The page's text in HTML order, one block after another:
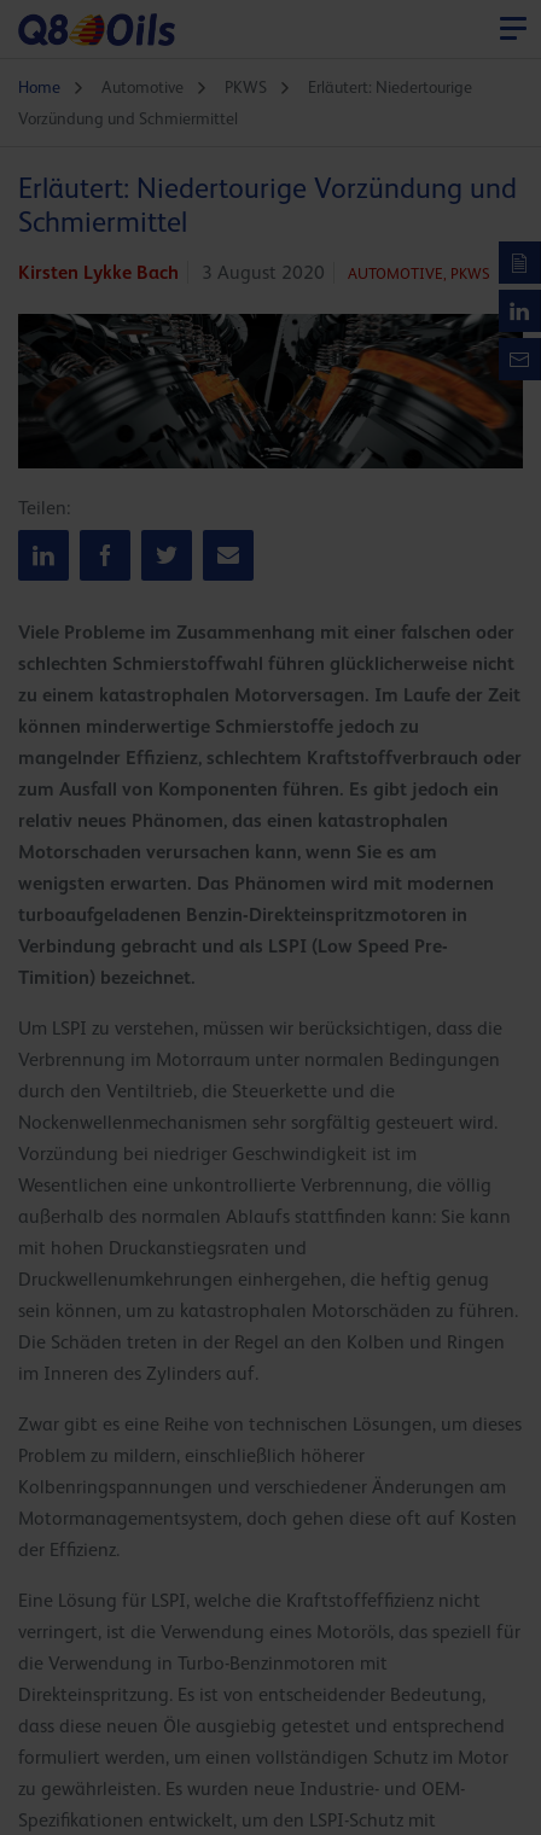
Home Automotive PKWS
Erläutert: Niedertourige
Vorzündung und Schmiermittel
Erläutert: Niedertourige Vorzündung und
Schmiermittel
Kirsten Lykke Bach 3 August 2020 AUTOMOTIVE, PKWS
Teilen:
Viele Probleme im Zusammenhang mit einer falschen oder
schlechten Schmierstoffwahl führen glücklicherweise nicht
zu einem katastrophalen Motorversagen. Im Laufe der Zeit
können minderwertige Schmierstoffe jedoch zu
mangelnder Effizienz, schlechtem Kraftstoffverbrauch oder
zum Ausfall von Komponenten führen. Es gibt jedoch ein
relativ neues Phänomen, das einen katastrophalen
Motorschaden verursachen kann, wenn Sie es am
wenigsten erwarten. Das Phänomen wird mit modernen
turboaufgeladenen Benzin-Direkteinspritzmotoren in
Verbindung gebracht und als LSPI (Low Speed Pre-
Timition) bezeichnet.
Um LSPI zu verstehen, müssen wir berücksichtigen, dass die
Verbrennung im Motorraum unter normalen Bedingungen
durch den Ventiltrieb, die Steuerkette und die
Nockenwellenmechanismen sehr sorgfältig gesteuert wird.
Vorzündung bei niedriger Geschwindigkeit ist im
Wesentlichen eine unkontrollierte Verbrennung, die völlig
außerhalb des normalen Ablaufs stattfinden kann: Sie kann
mit hohen Druckanstiegsraten und
Druckwellenumkehrungen einhergehen, die heftig genug
sein können, um zu katastrophalen Motorschäden zu führen.
Die Schäden treten in der Regel an den Kolben und Ringen
im Inneren des Zylinders auf.
Zwar gibt es eine Reihe von technischen Lösungen, um dieses
Problem zu mildern, einschließlich höherer
Kolbenringspannungen und verschiedener Änderungen am
Motormanagementsystem, doch gehen diese oft auf Kosten
der Effizienz.
Eine Lösung für LSPI, welche die Kraftstoffeffizienz nicht
verringert, ist die Verwendung eines Motoröls, das speziell für
die Verwendung in Turbo-Benzinmotoren mit
Direkteinspritzung. Es ist von entscheidender Bedeutung,
dass diese neuen Öle ausgiebig getestet und entsprechend
formuliert werden, um einen vollständigen Schutz im Motor
zu gewährleisten. Es wurden neue Industrie- und OEM-
Spezifikationen entwickelt, um den LSPI-Schutz mit